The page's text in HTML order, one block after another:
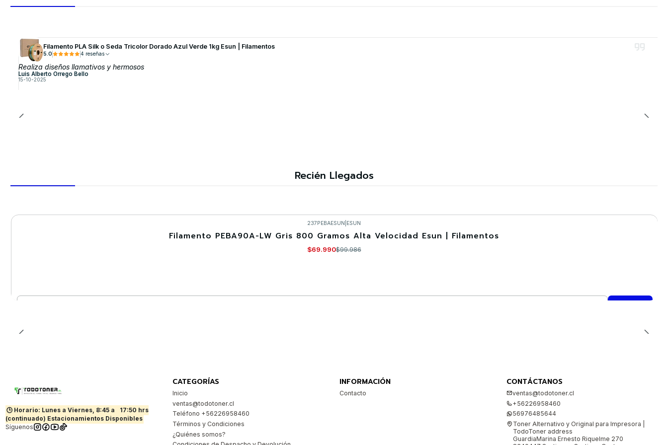
Filamento PLA Silk o Seda Tricolor Dorado Azul Verde 1kg Esun | Filamentos
5.0 4 reseñas
Realiza diseños llamativos y hermosos
Luis Alberto Orrego Bello
15-10-2025
Recién Llegados
237PEBAESUN ESUN
Filamento PEBA90A-LW Gris 800 Gramos Alta Velocidad Esun | Filamentos
$69.990$99.986
🕒 Horario: Lunes a Viernes, 8:45 a
17:50 hrs
(continuado) Estacionamientos Disponibles
Síguenos
CATEGORÍAS
Inicio
ventas@todotoner.cl
Teléfono +56226958460
Términos y Condiciones
¿Quiénes somos?
INFORMACIÓN
Contacto
CONTÁCTANOS
ventas@todotoner.cl
+56226958460
56976485644
Toner Alternativo y Original para Impresora |
TodoToner address
GuardiaMarina Ernesto Riquelme 270